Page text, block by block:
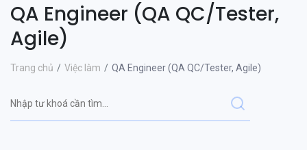
QA Engineer (QA QC/Tester,
Agile)
Trang chủ Việc làm QA Engineer (QA QC/Tester, Agile)